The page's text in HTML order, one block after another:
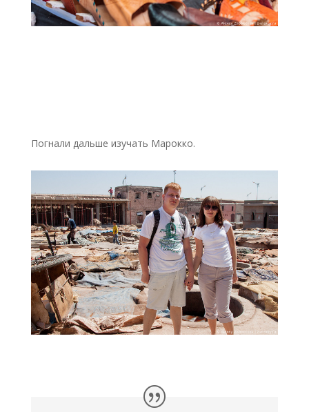
Погнали дальше изучать Марокко.